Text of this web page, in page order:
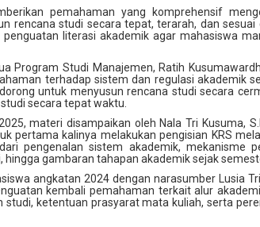
pemahaman yang komprehensif
rencana studi secara tepat, terarah, dan sesuai
literasi akademik agar mahasiswa
Program Studi Manajemen, Ratih
terhadap sistem dan regulasi akademik
untuk menyusun rencana studi secara
secara tepat waktu.
materi disampaikan oleh Nala Tri Kusuma,
pertama kalinya melakukan pengisian KRS
pengenalan sistem akademik, mekanisme
gambaran tahapan akademik sejak
angkatan 2024 dengan narasumber Lusia
kembali pemahaman terkait alur
ketentuan prasyarat mata kuliah, serta